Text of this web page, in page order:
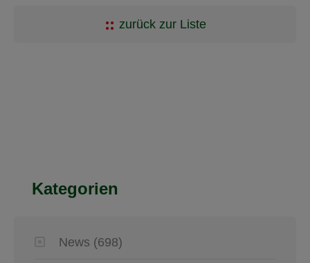
zurück zur Liste
Kategorien
News (698)